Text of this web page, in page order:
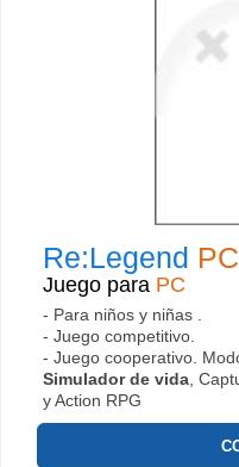
Re:Legend PC
Juego para PC
- Para niños y niñas .
- Juego competitivo.
- Juego cooperativo.
Simulador de vida ,
y Action RPG